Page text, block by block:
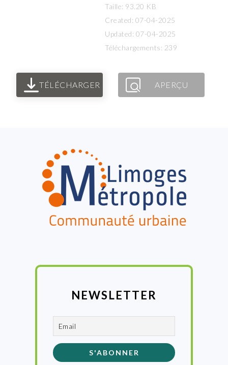
Taille: 93.20 KB
Created: 07-04-2025
Updated: 07-04-2025
Téléchargements: 239
TÉLÉCHARGER APERÇU
NEWSLETTER